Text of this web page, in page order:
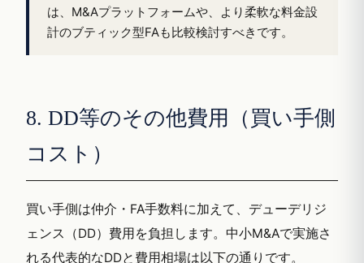
は、M&Aプラットフォームや、より柔軟な料金設
計のブティック型FAも比較検討すべきです。
8. DD等のその他費用（買い手側
コスト）
買い手側は仲介・FA手数料に加えて、デューデリジ
ェンス（DD）費用を負担します。中小M&Aで実施さ
れる代表的なDDと費用相場は以下の通りです。